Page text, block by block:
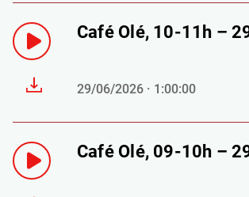
Café Olé, 10-11h –
29/06/2026 · 1:00:00
Café Olé, 09-10h –